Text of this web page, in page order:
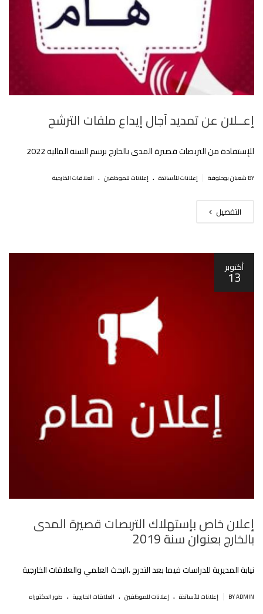
إعــلان عن تمديد آجال إيداع ملفات الترشح
للإستفادة من التربصات قصيرة المدى بالخارج برسم السنة المالية 2022‎‎
BY شعبان بوحلوفة إعلانات للأساتذة . إعلانات للموظفين . العلاقات الخارجية
التفصيل
أكتوبر
13
إعلان خاص بإستهلاك التربصات قصيرة المدى
بالخارج بعنوان سنة 2019‎‎
نيابة المديرية للدراسات فيما بعد التدرج ،البحث العلمي والعلاقات الخارجية
BY ADMIN إعلانات للأساتذة . إعلانات للموظفين . العلاقات الخارجية . طور الدكتوراه